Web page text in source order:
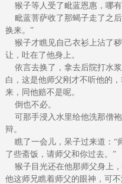
猴子等人受了毗蓝恩惠，哪有
毗蓝菩萨收了那蝎子走了之
换来。”
猴子才瞧见自己衣衫上沾了
让，吐在了他身上。
依言去换了，拿去后院打水
白，这是他师父刚才不听他的
来，同他赔不是呢。
倒也不必。
可那手浸入水里给他洗那僧
辩。
瞧了一会儿，呆子过来道：“
了些斋饭，请师父和你过去。”
猴子目光还在他那师父身上，
他这师兄瞧着师父的眼神，可不